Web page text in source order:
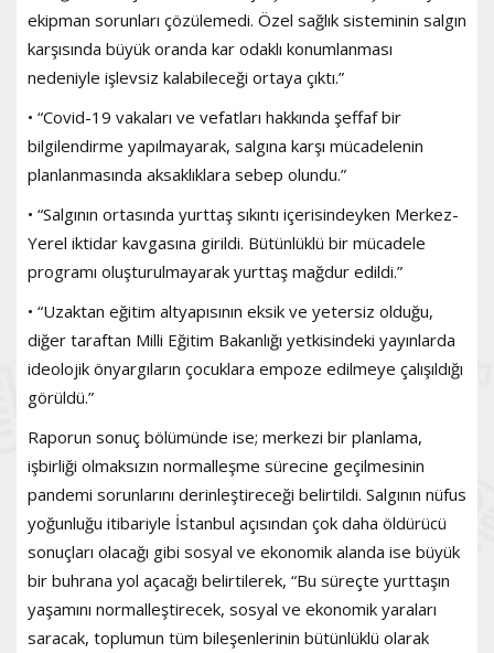
ekipman sorunları çözülemedi. Özel sağlık sisteminin salgın
karşısında büyük oranda kar odaklı konumlanması
nedeniyle işlevsiz kalabileceği ortaya çıktı.”
• “Covid-19 vakaları ve vefatları hakkında şeffaf bir
bilgilendirme yapılmayarak, salgına karşı mücadelenin
planlanmasında aksaklıklara sebep olundu.”
• “Salgının ortasında yurttaş sıkıntı içerisindeyken Merkez-
Yerel iktidar kavgasına girildi. Bütünlüklü bir mücadele
programı oluşturulmayarak yurttaş mağdur edildi.”
• “Uzaktan eğitim altyapısının eksik ve yetersiz olduğu,
diğer taraftan Milli Eğitim Bakanlığı yetkisindeki yayınlarda
ideolojik önyargıların çocuklara empoze edilmeye çalışıldığı
görüldü.”
Raporun sonuç bölümünde ise; merkezi bir planlama,
işbirliği olmaksızın normalleşme sürecine geçilmesinin
pandemi sorunlarını derinleştireceği belirtildi. Salgının nüfus
yoğunluğu itibariyle İstanbul açısından çok daha öldürücü
sonuçları olacağı gibi sosyal ve ekonomik alanda ise büyük
bir buhrana yol açacağı belirtilerek, “Bu süreçte yurttaşın
yaşamını normalleştirecek, sosyal ve ekonomik yaraları
saracak, toplumun tüm bileşenlerinin bütünlüklü olarak